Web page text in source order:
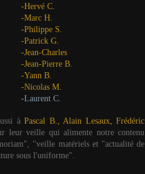
-Hervé C.
-Marc H.
-Philippe S.
-Patrick G.
-Jean-Charles
-Jean-Pierre B.
-Yann B.
-Nicolas M.
-Laurent C.
àPascal B., Alain Lesaux, Frédéric
leur veille qui alimente notre contenu
"veille matériels et "actualité de
sous l'uniforme".